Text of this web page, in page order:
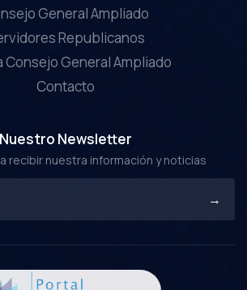
General Ampliado
Republicanos
Consejo General Ampliado
Contacto
Nuestro Newsletter
recibir nuestra información y noticias